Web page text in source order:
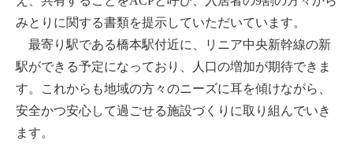
みとりに関する書類を提示していただいています。
最寄り駅である橋本駅付近に、リニア中央新幹線の新
駅ができる予定になっており、人口の増加が期待できま
す。これからも地域の方々のニーズに耳を傾けながら、
安全かつ安心して過ごせる施設づくりに取り組んでいき
ます。